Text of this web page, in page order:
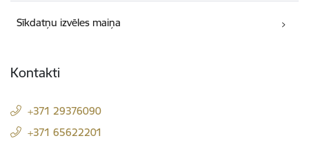
Sīkdatņu izvēles maiņa
Kontakti
+371 29376090
+371 65622201